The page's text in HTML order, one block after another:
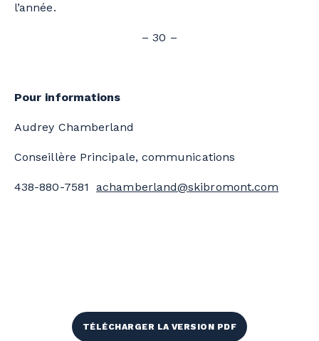
l’année.
– 30 –
Pour informations
Audrey Chamberland
Conseillère Principale, communications
438-880-7581achamberland@skibromont.com
TÉLÉCHARGER LA VERSION PDF